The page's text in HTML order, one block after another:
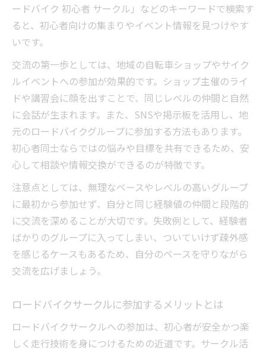
ードバイク 初心者 サークル」などのキーワードで検索す
ると、初心者向けの集まりやイベント情報を見つけやす
いです。
交流の第一歩としては、地域の自転車ショップやサイク
ルイベントへの参加が効果的です。ショップ主催のライ
ドや講習会に顔を出すことで、同じレベルの仲間と自然
に会話が生まれます。また、SNSや掲示板を活用し、地
元のロードバイクグループに参加する方法もあります。
初心者同士ならではの悩みや目標を共有できるため、安
心して相談や情報交換ができるのが特徴です。
注意点としては、無理なペースやレベルの高いグループ
に最初から参加せず、自分と同じ経験値の仲間と段階的
に交流を深めることが大切です。失敗例として、経験者
ばかりのグループに入ってしまい、ついていけず疎外感
を感じるケースもあるため、自分のペースを守りながら
交流を広げましょう。
ロードバイクサークルに参加するメリットとは
ロードバイクサークルへの参加は、初心者が安全かつ楽
しく走行技術を身につけるための近道です。サークル活